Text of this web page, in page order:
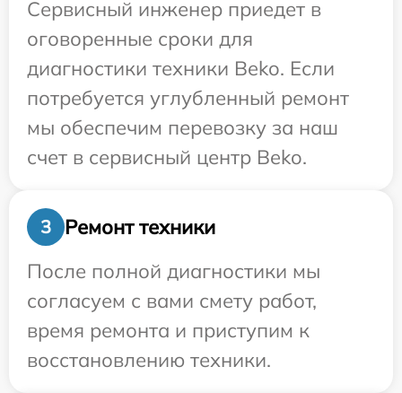
Сервисный инженер приедет в
оговоренные сроки для
диагностики техники Beko. Если
потребуется углубленный ремонт
мы обеспечим перевозку за наш
счет в сервисный центр Beko.
3
Ремонт техники
После полной диагностики мы
согласуем с вами смету работ,
время ремонта и приступим к
восстановлению техники.